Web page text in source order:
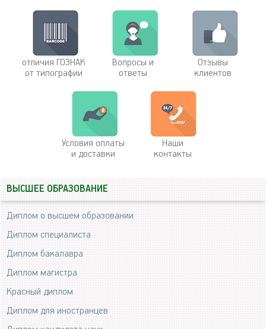
отличия ГОЗНАК
от типографии
Вопросы и
ответы
Отзывы
клиентов
Условия оплаты
и доставки
Наши
контакты
ВЫСШЕЕ ОБРАЗОВАНИЕ
Диплом о высшем образовании
Диплом специалиста
Диплом бакалавра
Диплом магистра
Красный диплом
Диплом для иностранцев